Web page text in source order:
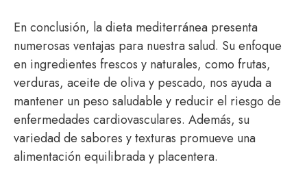
En conclusión, la dieta mediterránea presenta
numerosas ventajas para nuestra salud. Su enfoque
en ingredientes frescos y naturales, como frutas,
verduras, aceite de oliva y pescado, nos ayuda a
mantener un peso saludable y reducir el riesgo de
enfermedades cardiovasculares. Además, su
variedad de sabores y texturas promueve una
alimentación equilibrada y placentera.